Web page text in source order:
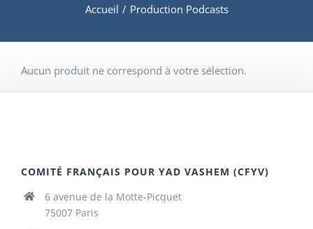
Accueil / Production Podcasts
Aucun produit ne correspond à votre sélection.
COMITÉ FRANÇAIS POUR YAD VASHEM (CFYV)
6 avenue de la Motte-Picquet
75007 Paris